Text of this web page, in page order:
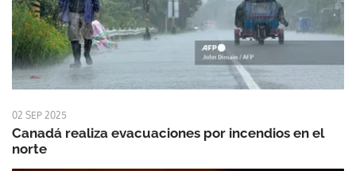
02 SEP 2025
Canadá realiza evacuaciones por incendios en el
norte